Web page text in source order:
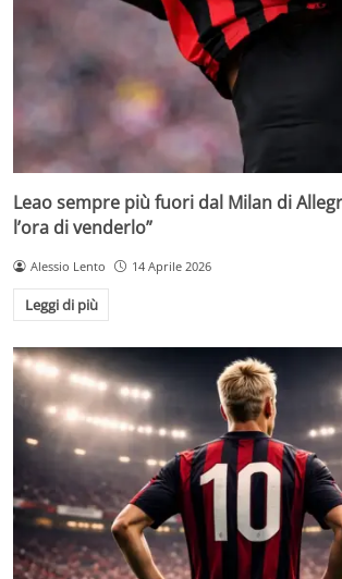
Leao sempre più fuori dal Milan di
l’ora di venderlo”
Alessio Lento 14 Aprile 2026
Leggi di più